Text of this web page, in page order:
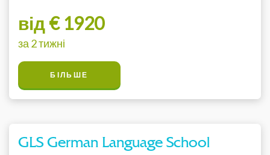
від € 1920
за 2 тижні
БІЛЬШЕ
GLS German Language School